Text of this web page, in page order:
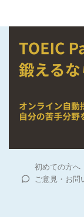
初めての方へ
ご意見・お問